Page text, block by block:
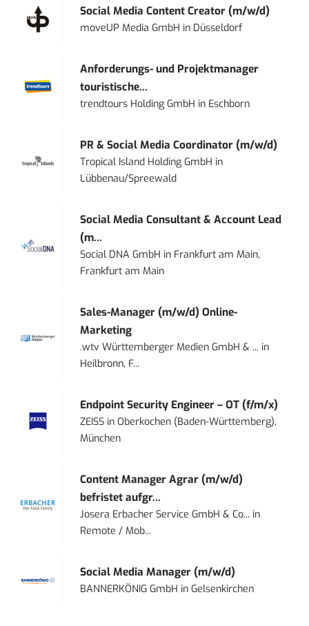
Social Media Content Creator (m/w/d)
moveUP Media GmbH in Düsseldorf
Anforderungs- und Projektmanager
touristische...
trendtours Holding GmbH in Eschborn
PR & Social Media Coordinator (m/w/d)
Tropical Island Holding GmbH in
Lübbenau/Spreewald
Social Media Consultant & Account Lead
(m...
Social DNA GmbH in Frankfurt am Main,
Frankfurt am Main
Sales-Manager (m/w/d) Online-
Marketing
.wtv Württemberger Medien GmbH & ... in
Heilbronn, F...
Endpoint Security Engineer – OT (f/m/x)
ZEISS inOberkochen (Baden-Württemberg),
München
Content Manager Agrar (m/w/d)
befristet aufgr...
Josera Erbacher Service GmbH & Co... in
Remote / Mob...
Social Media Manager (m/w/d)
BANNERKÖNIG GmbH inGelsenkirchen